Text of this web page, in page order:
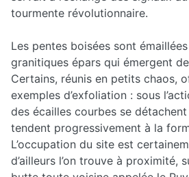
tourmente révolutionnaire.
Les pentes boisées sont
granitiques épars qui émergent
Certains, réunis en petits chaos,
exemples d’exfoliation : sous
des écailles courbes se
tendent progressivement à la
L’occupation du site est
d’ailleurs l’on trouve à proximité,